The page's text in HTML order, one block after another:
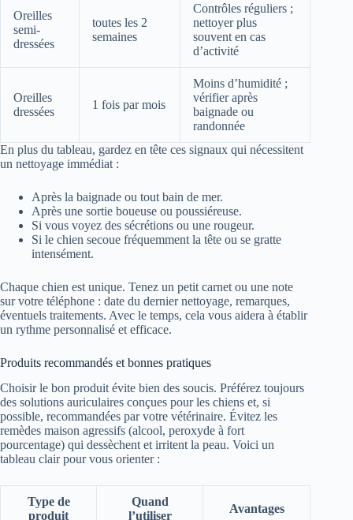
Oreilles
semi-
dressées
toutes les 2
semaines
Contrôles réguliers ;
nettoyer plus
souvent en cas
d’activité
Oreilles
dressées
1 fois par mois
Moins d’humidité ;
vérifier après
baignade ou
randonnée
En plus du tableau, gardez en tête ces signaux qui nécessitent
un nettoyage immédiat :
Après la baignade ou tout bain de mer.
Après une sortie boueuse ou poussiéreuse.
Si vous voyez des sécrétions ou une rougeur.
Si le chien secoue fréquemment la tête ou se gratte
intensément.
Chaque chien est unique. Tenez un petit carnet ou une note
sur votre téléphone : date du dernier nettoyage, remarques,
éventuels traitements. Avec le temps, cela vous aidera à établir
un rythme personnalisé et efficace.
Produits recommandés et bonnes pratiques
Choisir le bon produit évite bien des soucis. Préférez toujours
des solutions auriculaires conçues pour les chiens et, si
possible, recommandées par votre vétérinaire. Évitez les
remèdes maison agressifs (alcool, peroxyde à fort
pourcentage) qui dessèchent et irritent la peau. Voici un
tableau clair pour vous orienter :
Type de
produit
Quand
l’utiliser
Avantages